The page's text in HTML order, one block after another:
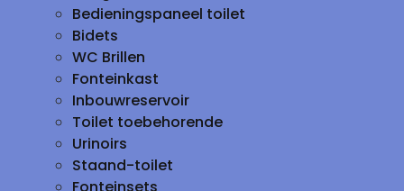
Bedieningspaneel toilet
Bidets
WC Brillen
Fonteinkast
Inbouwreservoir
Toilet toebehorende
Urinoirs
Staand-toilet
Fonteinsets